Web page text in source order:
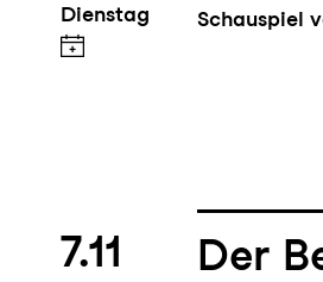
Dienstag Schauspiel
7.11 Der